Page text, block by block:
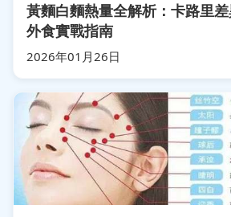
黃麵白麵熱量全解析：卡路里
外食實戰指南
2026年01月26日